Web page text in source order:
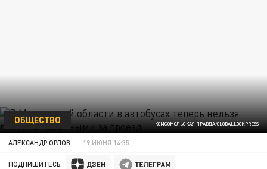
КОМСОМОЛЬСКАЯ ПРАВДА/GLOBALLOOKPRESS
ОБЩЕСТВО
АЛЕКСАНДР ОРЛОВ 19 ИЮНЯ 14:35
ПОДПИШИТЕСЬ: